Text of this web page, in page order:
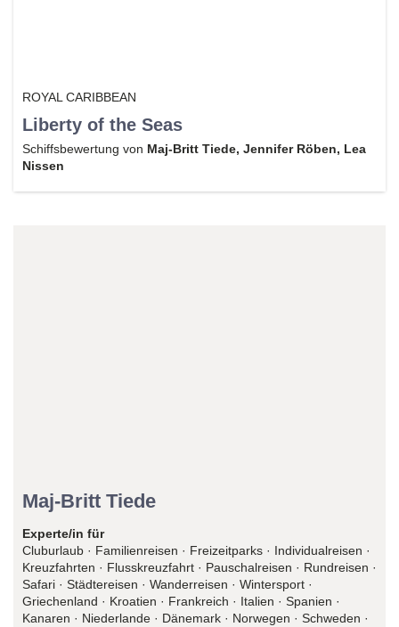
ROYAL CARIBBEAN
Liberty of the Seas
Schiffsbewertung von Maj-Britt Tiede, Jennifer Röben, Lea
Nissen
Maj-Britt Tiede
Experte/in für
Cluburlaub · Familienreisen · Freizeitparks · Individualreisen ·
Kreuzfahrten · Flusskreuzfahrt · Pauschalreisen · Rundreisen ·
Safari · Städtereisen · Wanderreisen · Wintersport ·
Griechenland · Kroatien · Frankreich · Italien · Spanien ·
Kanaren · Niederlande · Dänemark · Norwegen · Schweden ·